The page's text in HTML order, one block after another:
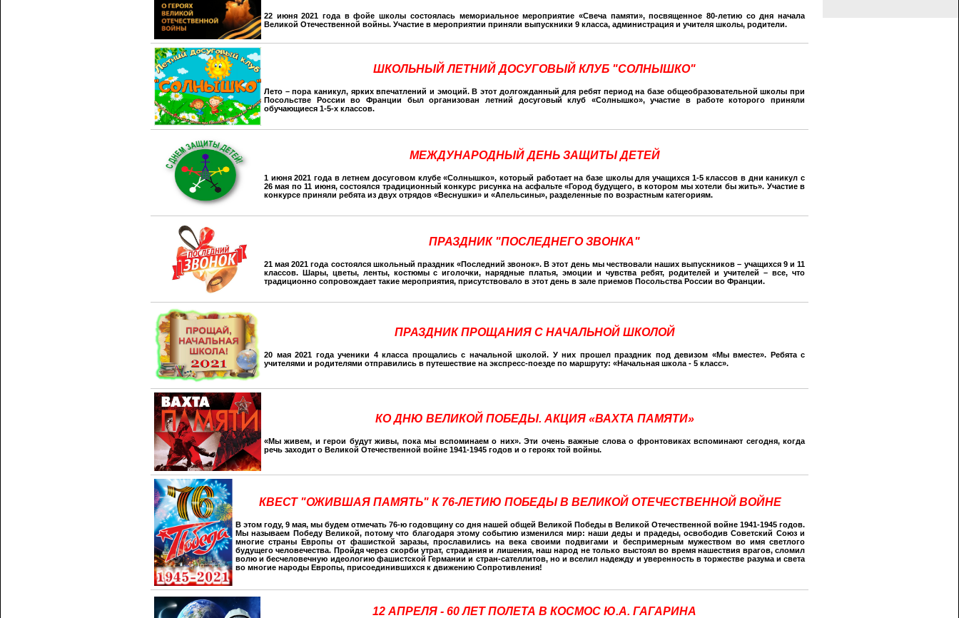
22 июня 2021 года в фойе школы состоялась мемориальное мероприятие «Свеча памяти», посвященное 80-летию со дня начала
Великой Отечественной войны. Участие в мероприятии приняли выпускники 9 класса, администрация и учителя школы, родители.
ШКОЛЬНЫЙ ЛЕТНИЙ ДОСУГОВЫЙ КЛУБ "СОЛНЫШКО"
Лето – пора каникул, ярких впечатлений и эмоций. В этот долгожданный для ребят период на базе общеобразовательной школы при
Посольстве России во Франции был организован летний досуговый клуб «Солнышко», участие в работе которого приняли
обучающиеся 1-5-х классов.
МЕЖДУНАРОДНЫЙ ДЕНЬ ЗАЩИТЫ ДЕТЕЙ
1 июня 2021 года в летнем досуговом клубе «Солнышко», который работает на базе школы для учащихся 1-5 классов в дни каникул с
26 мая по 11 июня, состоялся традиционный конкурс рисунка на асфальте «Город будущего, в котором мы хотели бы жить». Участие в
конкурсе приняли ребята из двух отрядов «Веснушки» и «Апельсины», разделенные по возрастным категориям.
ПРАЗДНИК "ПОСЛЕДНЕГО ЗВОНКА"
21 мая 2021 года состоялся школьный праздник «Последний звонок». В этот день мы чествовали наших выпускников – учащихся 9 и 11
классов. Шары, цветы, ленты, костюмы с иголочки, нарядные платья, эмоции и чувства ребят, родителей и учителей – все, что
традиционно сопровождает такие мероприятия, присутствовало в этот день в зале приемов Посольства России во Франции.
ПРАЗДНИК ПРОЩАНИЯ С НАЧАЛЬНОЙ ШКОЛОЙ
20 мая 2021 года ученики 4 класса прощались с начальной школой. У них прошел праздник под девизом «Мы вместе». Ребята с
учителями и родителями отправились в путешествие на экспресс-поезде по маршруту: «Начальная школа - 5 класс».
КО ДНЮ ВЕЛИКОЙ ПОБЕДЫ. АКЦИЯ «ВАХТА ПАМЯТИ»
«Мы живем, и герои будут живы, пока мы вспоминаем о них». Эти очень важные слова о фронтовиках вспоминают сегодня, когда
речь заходит о Великой Отечественной войне 1941-1945 годов и о героях той войны.
КВЕСТ "ОЖИВШАЯ ПАМЯТЬ" К 76-ЛЕТИЮ ПОБЕДЫ В ВЕЛИКОЙ ОТЕЧЕСТВЕННОЙ ВОЙНЕ
В этом году, 9 мая, мы будем отмечать 76-ю годовщину со дня нашей общей Великой Победы в Великой Отечественной войне 1941-1945 годов.
Мы называем Победу Великой, потому что благодаря этому событию изменился мир: наши деды и прадеды, освободив Советский Союз и
многие страны Европы от фашисткой заразы, прославились на века своими подвигами и беспримерным мужеством во имя светлого
будущего человечества. Пройдя через скорби утрат, страдания и лишения, наш народ не только выстоял во время нашествия врагов, сломил
волю и бесчеловечную идеологию фашистской Германии и стран-сателлитов, но и вселил надежду и уверенность в торжестве разума и света
во многие народы Европы, присоединившихся к движению Сопротивления!
12 АПРЕЛЯ - 60 ЛЕТ ПОЛЕТА В КОСМОС Ю.А. ГАГАРИНА